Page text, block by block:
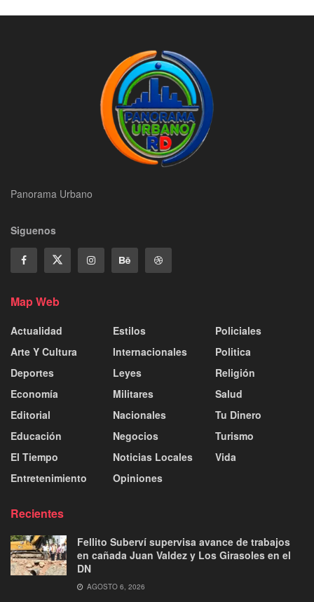
Panorama Urbano
Siguenos
Map Web
Actualidad
Arte Y Cultura
Deportes
Economía
Editorial
Educación
El Tiempo
Entretenimiento
Estilos
Internacionales
Leyes
Militares
Nacionales
Negocios
Noticias Locales
Opiniones
Policiales
Politica
Religión
Salud
Tu Dinero
Turismo
Vida
Recientes
Fellito Suberví supervisa avance de trabajos
en cañada Juan Valdez y Los Girasoles en el
DN
AGOSTO 6, 2026